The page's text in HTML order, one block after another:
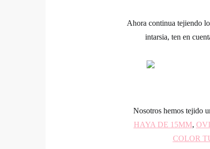
Ahora continua tejiendo
intarsia, ten en
Nosotros hemos tejido
HAYA DE 15MM,
COLOR